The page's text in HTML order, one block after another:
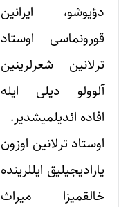
دؤیوشو، ایرانین
قورونماسی اوستاد
ترلانین شعرلرینین
آلوولو دیلی ایله
افاده ائدیلمیشدیر.
اوستاد ترلانین اوزون
یارادیجیلیق ایللرینده
خالقمیزا میراث